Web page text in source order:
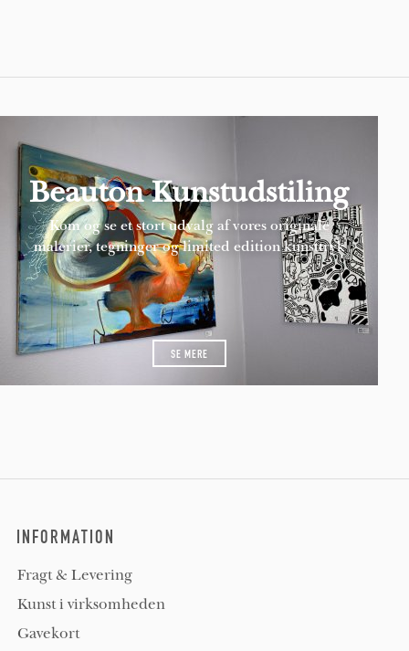
Beauton Kunstudstiling
Kom og se et stort udvalg af vores originale
malerier, tegninger og limited edition kunsttryk
SE MERE
INFORMATION
Fragt & Levering
Kunst i virksomheden
Gavekort